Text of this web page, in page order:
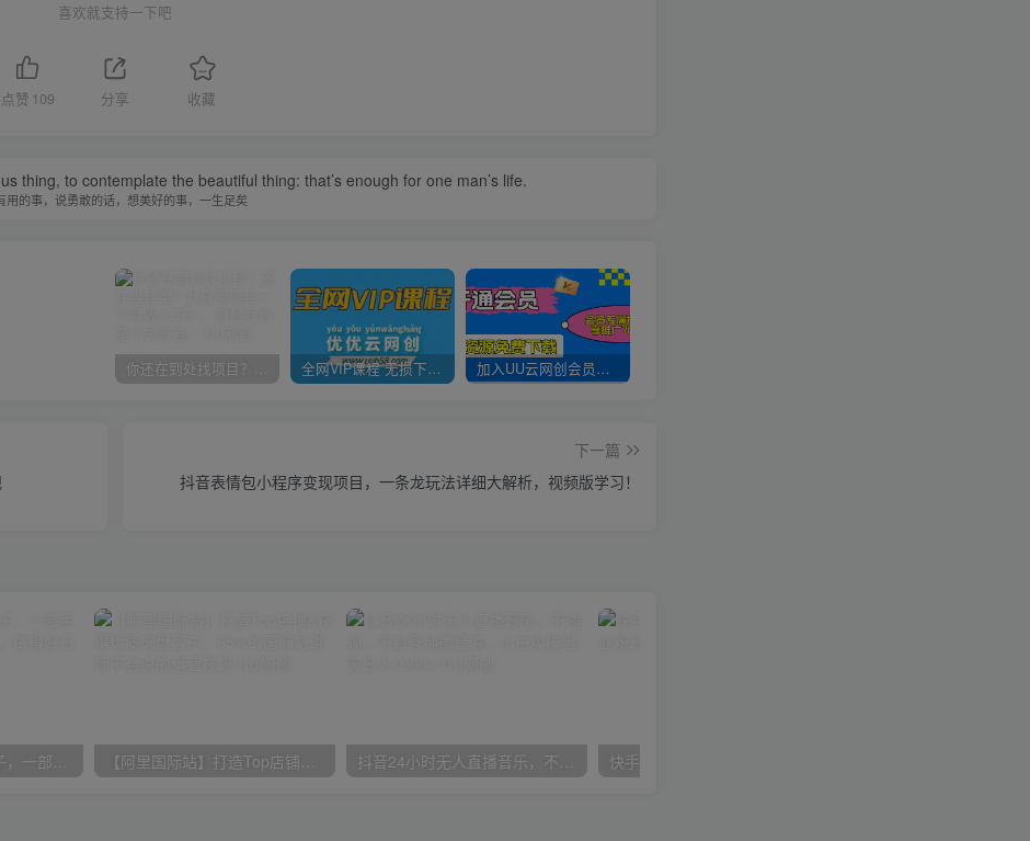
喜欢就支持一下吧
点赞 109 分享 收藏
thing, to contemplate the beautiful thing: that’s enough for one man’s life.
用的事，说勇敢的话，想美好的事，一生足矣
你还在到处找项目？还在当韭菜？我靠卖项目一个月收入5万+，曾经我也是个失败者。 全网VIP课程 无损下载~ 加入UU云网创会员，全站资源免费学习。
下一篇
抖音表情包小程序变现项目，一条龙玩法详细大解析，视频版学习！
小红书最新拉新野路子，一部手机即可操作，一单15块，做得好日入2000+ 【阿里国际站】打造Top店铺&获得优质询盘客户，​95%的国际站讲师不会说的运营技巧 抖音24小时无人直播音乐，不违规，不封号纯撸音浪，小白实操当天日入1000+